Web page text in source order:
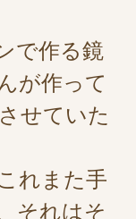
で作る鏡
が作って
せていた
れまた手
それはそ